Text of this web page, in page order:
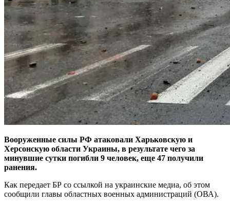
Вооруженные силы РФ атаковали Харьковскую и
Херсонскую области Украины, в результате чего за
минувшие сутки погибли 9 человек, еще 47 получили
ранения.
Как передает БР со ссылкой на украинские медиа, об этом
сообщили главы областных военных администраций (ОВА).